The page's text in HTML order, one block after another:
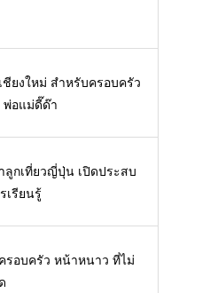
ชียงใหม่ สำหรับครอบครัว
พ่อแม่ดี๊ด๊า
ลูกเที่ยวญี่ปุ่น เปิดประสบ
เรียนรู้
รอบครัว หน้าหนาว ที่ไม่